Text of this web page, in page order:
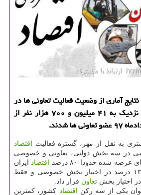
آماری از وضعیت فعالیت تعاونی ها در
كشور نشان داده است نزدیك به ۴۱ میلیون و ۷۰۰ هزار نفر از
ها شدند.
به نقل از مهر، گستره فعالیت
اقتصاد
در سه بخش دولتی، تعاونی و خصوصی
شده حدودا ۸۰ درصد
اقتصادایران
در اختیار دولت، حدود ۱۳ درصد در اختیار بخش خصوصی و فقط
در اختیار بخش تعاون قرار داد.
یكی از سه ركن اقتصاد كشور، كمترین